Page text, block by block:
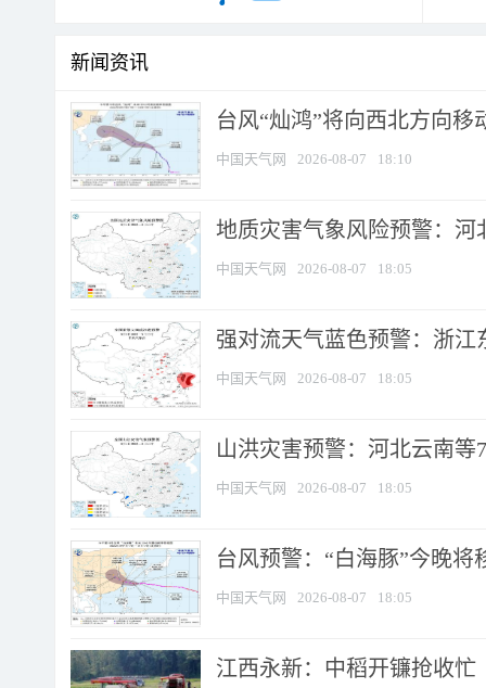
新闻资讯
台风“灿鸿”将向西北方向移
中国天气网 2026-08-07 18:10
地质灾害气象风险预警：河
中国天气网 2026-08-07 18:05
强对流天气蓝色预警：浙江
中国天气网 2026-08-07 18:05
山洪灾害预警：河北云南
中国天气网 2026-08-07 18:05
台风预警：“白海豚”今晚将
中国天气网 2026-08-07 18:05
江西永新：中稻开镰抢收忙